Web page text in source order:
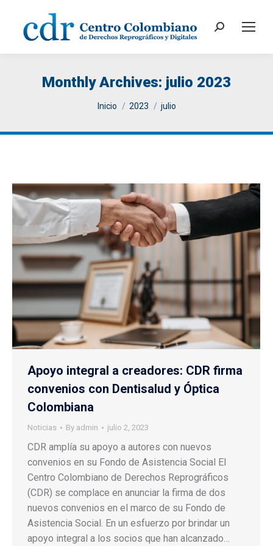
Search:
Monthly Archives: julio 2023
You are here:
Inicio 2023 julio
Apoyo integral a creadores: CDR firma
convenios con Dentisalud y Óptica
Colombiana
Noticias By admin julio 2, 2023
CDR amplía su apoyo a autores con nuevos
convenios en su Fondo de Asistencia Social El
Centro Colombiano de Derechos Reprográficos
(CDR) se complace en anunciar la firma de dos
nuevos convenios en el marco de su Fondo de
Asistencia Social. En un esfuerzo por brindar un
apoyo integral a los socios que han alcanzado…